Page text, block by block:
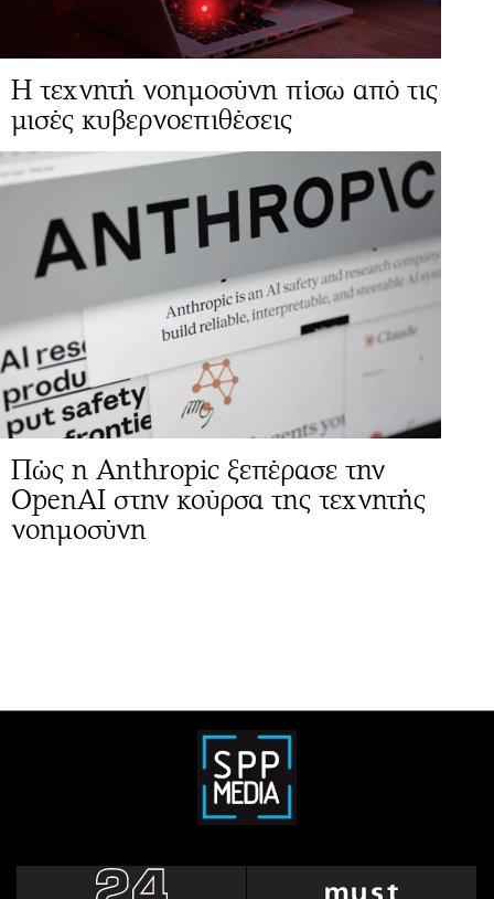
Η τεχνητή νοημοσύνη πίσω από τις
μισές κυβερνοεπιθέσεις
Πώς η Anthropic ξεπέρασε την
OpenAI στην κούρσα της τεχνητής
νοημοσύνη